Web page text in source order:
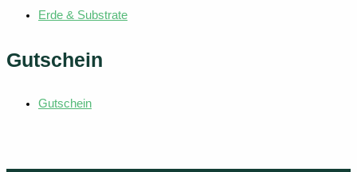
Erde & Substrate
Gutschein
Gutschein